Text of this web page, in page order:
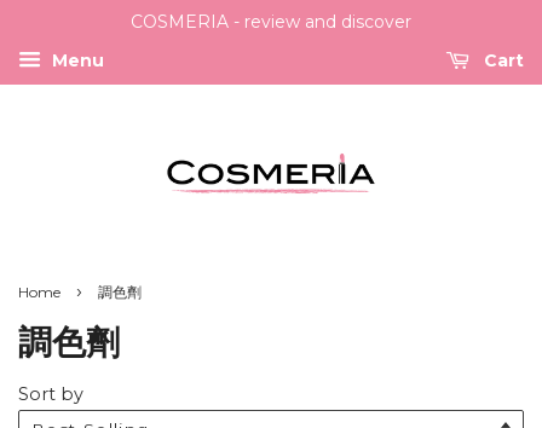
COSMERIA - review and discover
Menu
Cart
Home › 調色劑
調色劑
Sort by